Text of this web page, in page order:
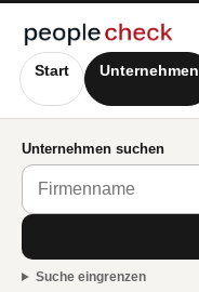
Start Unternehmen
Unternehmen suchen
Suche eingrenzen